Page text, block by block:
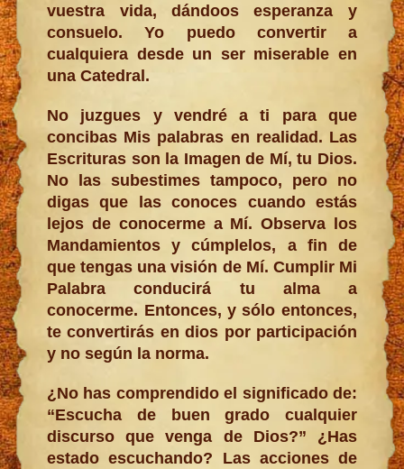
vuestra vida, dándoos esperanza y
consuelo. Yo puedo convertir a
cualquiera desde un ser miserable en
una Catedral.
No juzgues y vendré a ti para que
concibas Mis palabras en realidad. Las
Escrituras son la Imagen de Mí, tu Dios.
No las subestimes tampoco, pero no
digas que las conoces cuando estás
lejos de conocerme a Mí. Observa los
Mandamientos y cúmplelos, a fin de
que tengas una visión de Mí. Cumplir Mi
Palabra conducirá tu alma a
conocerme. Entonces, y sólo entonces,
te convertirás en dios por participación
y no según la norma.
¿No has comprendido el significado de:
“Escucha de buen grado cualquier
discurso que venga de Dios?” ¿Has
estado escuchando? Las acciones de